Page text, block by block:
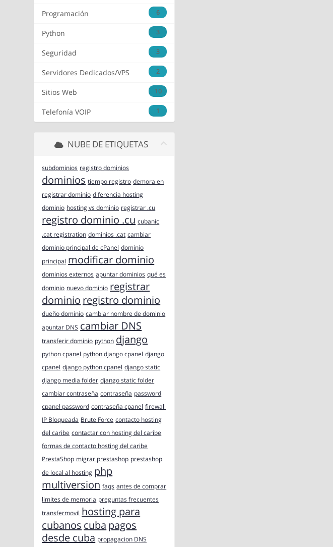
6
Programación
3
Python
3
Seguridad
2
Servidores Dedicados/VPS
10
Sitios Web
1
Telefonía VOIP
NUBE DE ETIQUETAS
subdominios registro dominios
dominios tiempo registro demora en
registrar dominio diferencia hosting
dominio hosting vs dominio registrar .cu
registro dominio .cu cubanic
.cat registration dominios .cat cambiar
dominio principal de cPanel dominio
principal modificar dominio
dominios externos apuntar dominios qué es
dominio nuevo dominio registrar
dominio registro dominio
dueño dominio cambiar nombre de dominio
apuntar DNS cambiar DNS
transferir dominio python django
python cpanel python django cpanel django
cpanel django python cpanel django static
django media folder django static folder
cambiar contraseña contraseña password
cpanel password contraseña cpanel firewall
IP Bloqueada Brute Force contacto hosting
del caribe contactar con hosting del caribe
formas de contacto hosting del caribe
PrestaShop migrar prestashop prestashop
de local al hosting php
multiversion faqs antes de comprar
limites de memoria preguntas frecuentes
transfermovil hosting para
cubanos cuba pagos
desde cuba propagacion DNS